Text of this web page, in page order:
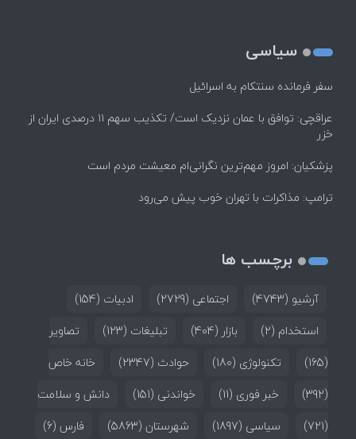
سیاسی
سفر فرمانده سنتکام به اسرائیل
عراقچی: توافق با عمان نزدیک است/ تکذیب سهم ۱۱ درصدی ایران از
خزر
پزشکیان: امروز مهم‌ترین نگرانی‌ام معیشت مردم است
ترامپ: مذاکرات با تهران خوب پیش می‌رود
برچسب ها
آرشیو (4743) اجتماعی (2729) ادبیات (154)
استخدام (2) بازار (404) تبلیغات (123)
تصاویر
(165)
تکنولوژی (180) حوادث (2347)
خانه خاص
(392)
خبر فوری (11) خواندنی (151)
دانش و سلامت
(721)
سیاسی (1897) شهرستان (5863) فارس (6)